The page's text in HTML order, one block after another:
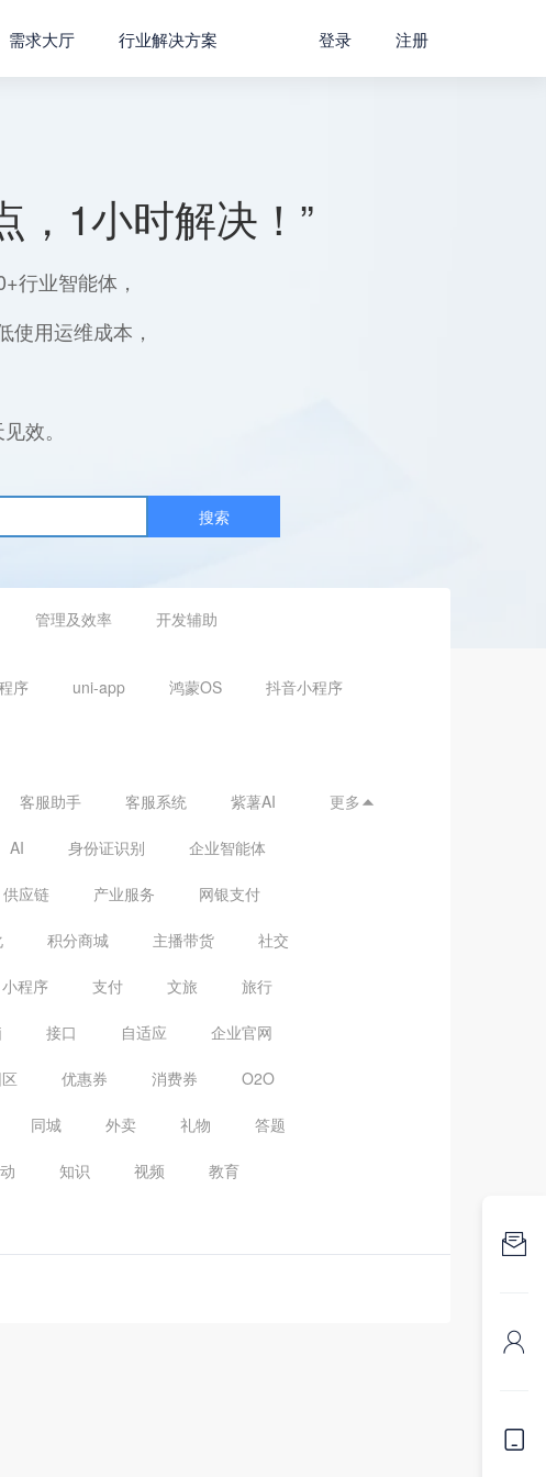
需求大厅 行业解决方案 登录 注册
，1小时解决！”
行业智能体，
用运维成本，
效。
搜索
管理及效率 开发辅助
序 uni-app 鸿蒙OS 抖音小程序
客服助手 客服系统 紫薯AI
AI 身份证识别 企业智能体
供应链 产业服务 网银支付
积分商城 主播带货 社交
小程序 支付 文旅 旅行
接口 自适应 企业官网
优惠券 消费券 O2O
同城 外卖 礼物 答题
知识 视频 教育
更多 


